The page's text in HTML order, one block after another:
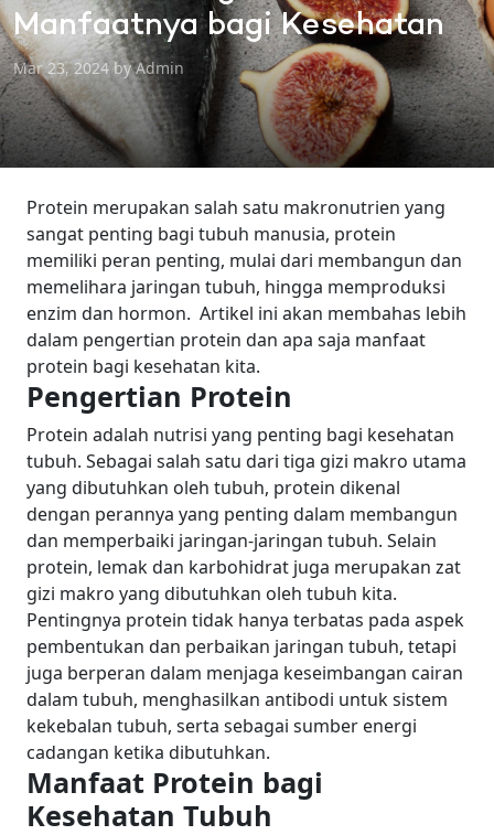
Manfaatnya bagi Kesehatan
Mar 23, 2024 by Admin
Protein merupakan salah satu makronutrien yang
sangat penting bagi tubuh manusia, protein
memiliki peran penting, mulai dari membangun dan
memelihara jaringan tubuh, hingga memproduksi
enzim dan hormon. Artikel ini akan membahas lebih
dalam pengertian protein dan apa saja manfaat
protein bagi kesehatan kita.
Pengertian Protein
Protein adalah nutrisi yang penting bagi kesehatan
tubuh. Sebagai salah satu dari tiga gizi makro utama
yang dibutuhkan oleh tubuh, protein dikenal
dengan perannya yang penting dalam membangun
dan memperbaiki jaringan-jaringan tubuh. Selain
protein, lemak dan karbohidrat juga merupakan zat
gizi makro yang dibutuhkan oleh tubuh kita.
Pentingnya protein tidak hanya terbatas pada aspek
pembentukan dan perbaikan jaringan tubuh, tetapi
juga berperan dalam menjaga keseimbangan cairan
dalam tubuh, menghasilkan antibodi untuk sistem
kekebalan tubuh, serta sebagai sumber energi
cadangan ketika dibutuhkan.
Manfaat Protein bagi
Kesehatan Tubuh